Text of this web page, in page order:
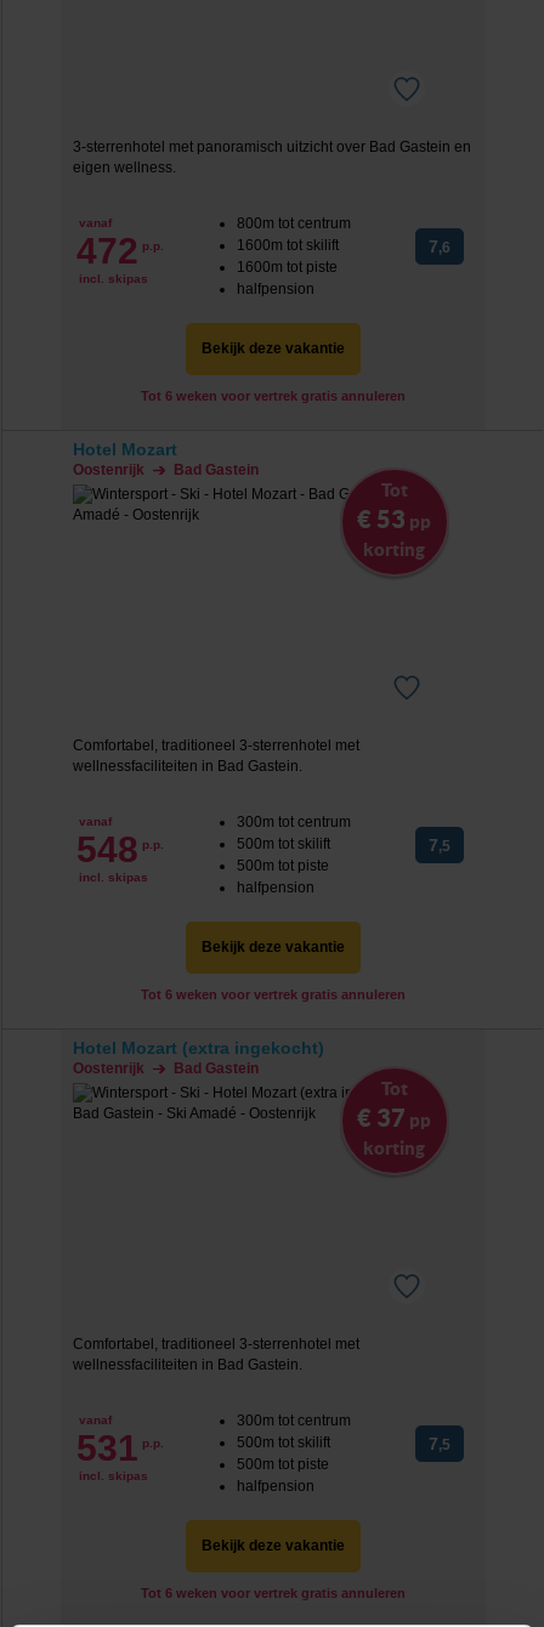
3-sterrenhotel met panoramisch uitzicht over Bad Gastein en
eigen wellness.
vanaf
472 p.p.
incl. skipas
800m tot centrum
1600m tot skilift
1600m tot piste
halfpension
7,6
Bekijk deze vakantie
Tot 6 weken voor vertrek gratis annuleren
Hotel Mozart
Oostenrijk Bad Gastein
Tot
€ 53 pp
korting
Comfortabel, traditioneel 3-sterrenhotel met
wellnessfaciliteiten in Bad Gastein.
vanaf
548 p.p.
incl. skipas
300m tot centrum
500m tot skilift
500m tot piste
halfpension
7,5
Bekijk deze vakantie
Tot 6 weken voor vertrek gratis annuleren
Hotel Mozart (extra ingekocht)
Oostenrijk Bad Gastein
Tot
€ 37 pp
korting
Comfortabel, traditioneel 3-sterrenhotel met
wellnessfaciliteiten in Bad Gastein.
vanaf
531 p.p.
incl. skipas
300m tot centrum
500m tot skilift
500m tot piste
halfpension
7,5
Bekijk deze vakantie
Tot 6 weken voor vertrek gratis annuleren